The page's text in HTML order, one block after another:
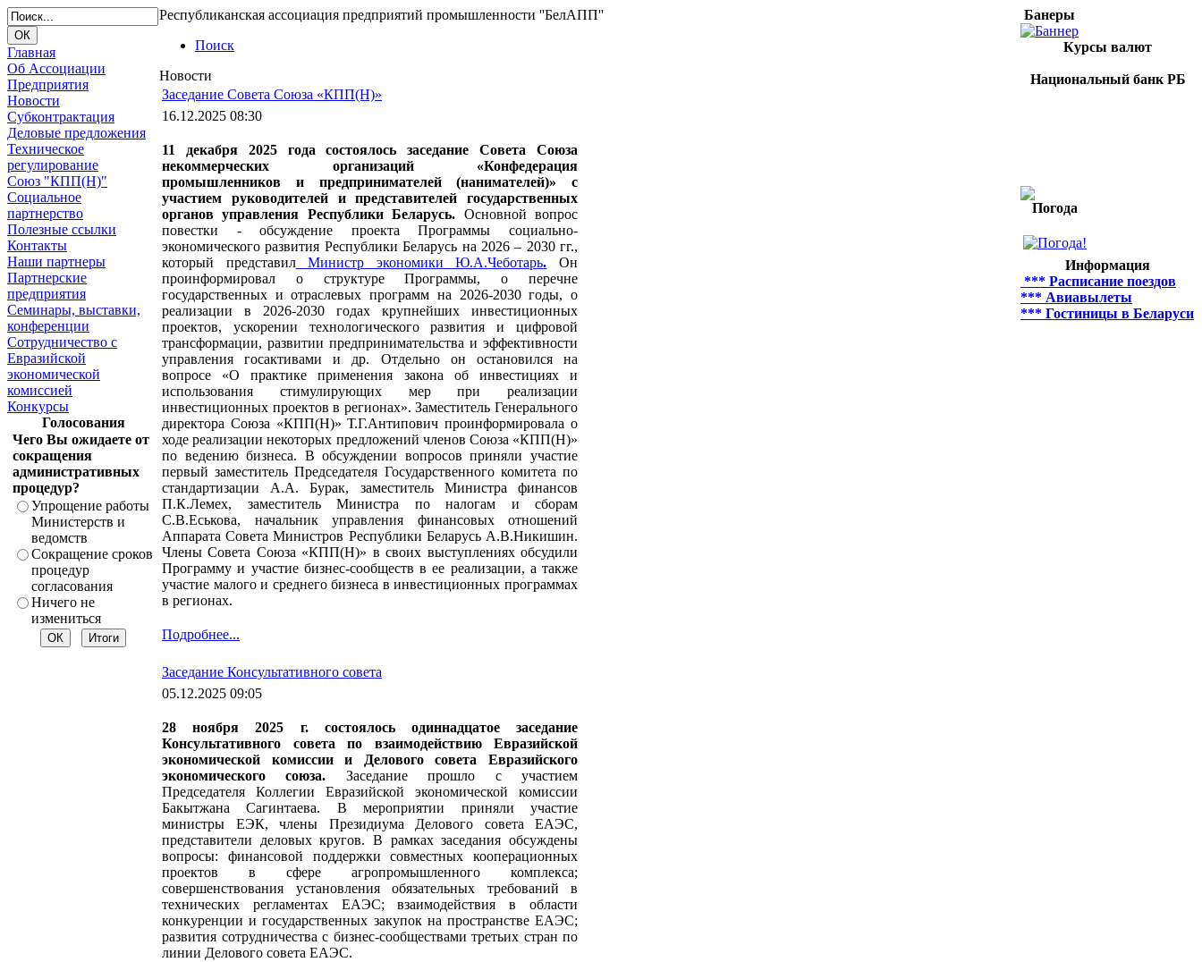
Главная
Об Ассоциации
Предприятия
Новости
Субконтрактация
Деловые предложения
Техническое
регулирование
Союз "КПП(Н)"
Социальное
партнерство
Полезные ссылки
Контакты
Наши партнеры
Партнерские
предприятия
Семинары, выставки,
конференции
Сотрудничество с
Евразийской
экономической
комиссией
Конкурсы
Голосования
Чего Вы ожидаете от
сокращения
административных
процедур?
Упрощение работы
Министерств и
ведомств
Сокращение сроков
процедур
согласования
Ничего не
измениться
Республиканская ассоциация предприятий промышленности ''БелАПП''
Поиск
Новости
Заседание Совета Союза «КПП(Н)»
16.12.2025 08:30
11 декабря 2025 года состоялось заседание Совета Союза
некоммерческих организаций «Конфедерация
промышленников и предпринимателей (нанимателей)» с
участием руководителей и представителей государственных
органов управления Республики Беларусь. Основной вопрос
повестки - обсуждение проекта Программы социально-
экономического развития Республики Беларусь на 2026 – 2030 гг.,
который представилМинистр экономики Ю.А.Чеботарь.
Он
проинформировал о структуре Программы, о перечне
государственных и отраслевых программ на 2026-2030 годы, о
реализации в 2026-2030 годах крупнейших инвестиционных
проектов, ускорении технологического развития и цифровой
трансформации, развитии предпринимательства и эффективности
управления госактивами и др. Отдельно он остановился на
вопросе «О практике применения закона об инвестициях и
использования стимулирующих мер при реализации
инвестиционных проектов в регионах». Заместитель Генерального
директора Союза «КПП(Н)» Т.Г.Антипович проинформировала о
ходе реализации некоторых предложений членов Союза «КПП(Н)»
по ведению бизнеса. В обсуждении вопросов приняли участие
первый заместитель Председателя Государственного комитета по
стандартизации А.А. Бурак, заместитель Министра финансов
П.К.Лемех, заместитель Министра по налогам и сборам
С.В.Еськова, начальник управления финансовых отношений
Аппарата Совета Министров Республики Беларусь А.В.Никишин.
Члены Совета Союза «КПП(Н)» в своих выступлениях обсудили
Программу и участие бизнес-сообществ в ее реализации, а также
участие малого и среднего бизнеса в инвестиционных программах
в регионах.
Подробнее...
Заседание Консультативного совета
05.12.2025 09:05
28 ноября 2025 г. состоялось одиннадцатое заседание
Консультативного совета по взаимодействию Евразийской
экономической комиссии и Делового совета Евразийского
экономического союза. Заседание прошло с участием
Председателя Коллегии Евразийской экономической комиссии
Бакытжана Сагинтаева. В мероприятии приняли участие
министры ЕЭК, члены Президиума Делового совета ЕАЭС,
представители деловых кругов. В рамках заседания обсуждены
вопросы: финансовой поддержки совместных кооперационных
проектов в сфере агропромышленного комплекса;
совершенствования установления обязательных требований в
технических регламентах ЕАЭС; взаимодействия в области
конкуренции и государственных закупок на пространстве ЕАЭС;
развития сотрудничества с бизнес-сообществами третьих стран по
линии Делового совета ЕАЭС.
Банеры
Курсы валют
Национальный банк РБ
Погода
Информация
*** Расписание поездов
*** Авиавылеты
*** Гостиницы в Беларуси